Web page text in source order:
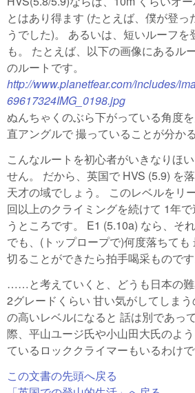
とはあり得ます (たとえば、僕が登っ
うでした)。 あるいは、短いルーフを
も。 たとえば、以下の画像にあるル
のルートです。
http://www.planetfear.com/includes/
69617324IMG_0198.jpg
ぬんちゃくのぶら下がっている角度
直アングルで 撮っていることが分か
こんなルートを初心者がいきなりほ
せん。 だから、英国で HVS (5.9) を
天才の域でしょう。 このレベルをリ
回以上のクライミングを続けて 1年
うところです。 E1 (5.10a) なら、そ
でも、(トップロープで)何度落ちても
切ることができたら拍手喝采ものです
……と考えていくと、どうも日本の難
2グレードくらい 甘い気がしてしま
の高いレベルになると 話は別であっ
際、平山ユージ氏や小山田大氏のよ
ているロッククライマーもいるわけで
この文書の先頭へ戻る